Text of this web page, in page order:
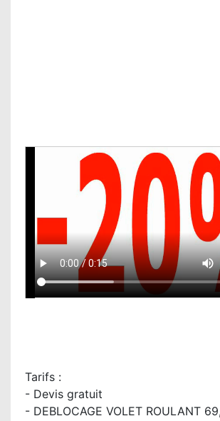
Tarifs :
- Devis gratuit
- DEBLOCAGE VOLET ROULANT